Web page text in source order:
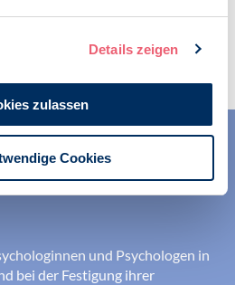
Details zeigen
zulassen
Cookies
und Psychologen in
bei der Festigung ihrer